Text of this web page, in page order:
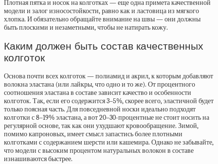
Плотная пятка и носок на колготках — еще одна примета качественной
модели и залог износостойкости, равно как и ластовица из мягкого
хлопка. И обязательно обращайте внимание на швы — они должны
быть плоскими и незаметными, чтобы не натирать кожу.
Каким должен быть состав качественных
колготок
Основа почти всех колготок — полиамид и акрил, к которым добавляют
волокна эластана (или лайкры, что одно и то же). От процентного
соотношения эластана в составе зависит качество и особенности
колготок. Так, если его содержится 3–5%, скорее всего, эластичной будет
только поясная часть. Для повседневной носки идеально подходят
колготки с 8–19% эластана, а вот 20–30-процентные не стоит носить на
регулярной основе, так как они ухудшают кровообращение. Зимой,
помимо капроновых, имеет смысл запастись более плотными
колготками с содержанием шерсти или кашемира. Однако не забывайте,
что модели с высоким процентом натуральных волокон в составе
изнашиваются быстрее.